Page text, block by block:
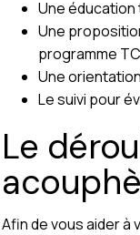
Une
Une
programme
Une
Le suivi pour
Le
Afin de vous aider à